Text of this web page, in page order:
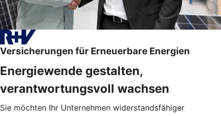
Versicherungen für Erneuerbare Energien
Energiewende gestalten,
verantwortungsvoll wachsen
Sie möchten Ihr Unternehmen widerstandsfähiger